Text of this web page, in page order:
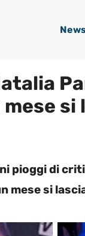
si
pioggi di
mese si